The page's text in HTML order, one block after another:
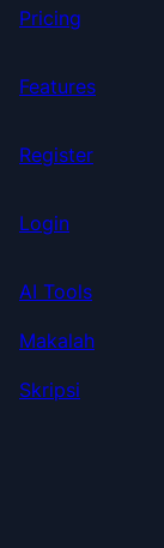
Pricing
Features
Register
Login
AI Tools
Makalah
Skripsi